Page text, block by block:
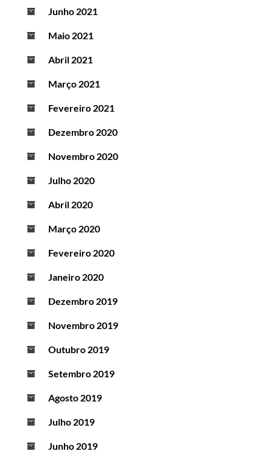
Junho 2021
Maio 2021
Abril 2021
Março 2021
Fevereiro 2021
Dezembro 2020
Novembro 2020
Julho 2020
Abril 2020
Março 2020
Fevereiro 2020
Janeiro 2020
Dezembro 2019
Novembro 2019
Outubro 2019
Setembro 2019
Agosto 2019
Julho 2019
Junho 2019